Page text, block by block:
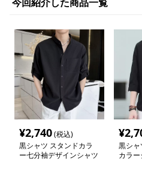
¥2,740(税込)
黒シャツ スタンドカラ
ー七分袖デザインシャツ
¥
黒シャ
カラ